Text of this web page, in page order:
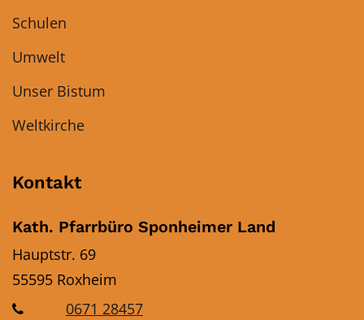
Schulen
Umwelt
Unser Bistum
Weltkirche
Kontakt
Kath. Pfarrbüro Sponheimer Land
Hauptstr. 69
55595 Roxheim
0671 28457